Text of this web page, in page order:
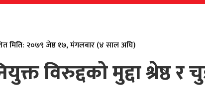
मिति: २०७९ जेष्ठ १७, मंगलबार (४ साल अघि)
विरुद्दको मुद्दा श्रेष्ठ